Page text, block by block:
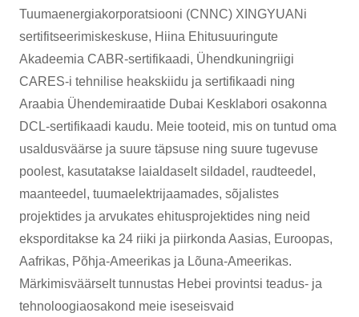
Tuumaenergiakorporatsiooni (CNNC) XINGYUANi
sertifitseerimiskeskuse, Hiina Ehitusuuringute
Akadeemia CABR-sertifikaadi, Ühendkuningriigi
CARES-i tehnilise heakskiidu ja sertifikaadi ning
Araabia Ühendemiraatide Dubai Kesklabori osakonna
DCL-sertifikaadi kaudu. Meie tooteid, mis on tuntud oma
usaldusväärse ja suure täpsuse ning suure tugevuse
poolest, kasutatakse laialdaselt sildadel, raudteedel,
maanteedel, tuumaelektrijaamades, sõjalistes
projektides ja arvukates ehitusprojektides ning neid
eksporditakse ka 24 riiki ja piirkonda Aasias, Euroopas,
Aafrikas, Põhja-Ameerikas ja Lõuna-Ameerikas.
Märkimisväärselt tunnustas Hebei provintsi teadus- ja
tehnoloogiaosakond meie iseseisvaid